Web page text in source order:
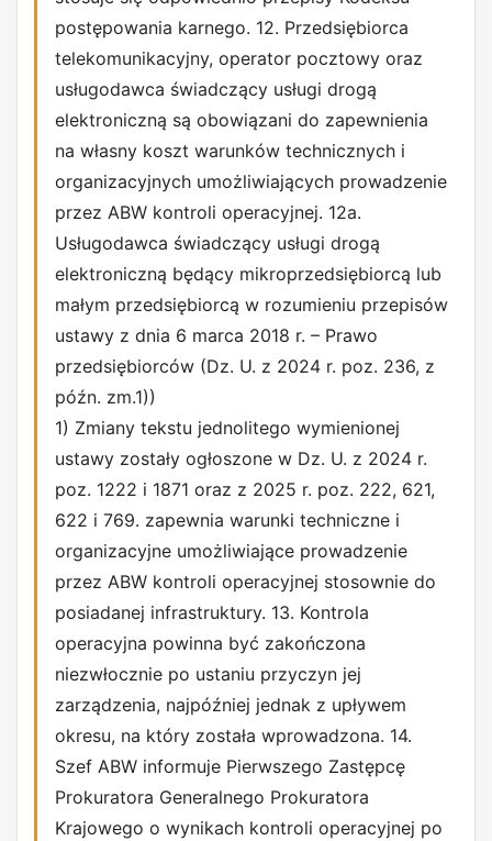
postępowania karnego. 12. Przedsiębiorca
telekomunikacyjny, operator pocztowy oraz
usługodawca świadczący usługi drogą
elektroniczną są obowiązani do zapewnienia
na własny koszt warunków technicznych i
organizacyjnych umożliwiających prowadzenie
przez ABW kontroli operacyjnej. 12a.
Usługodawca świadczący usługi drogą
elektroniczną będący mikroprzedsiębiorcą lub
małym przedsiębiorcą w rozumieniu przepisów
ustawy z dnia 6 marca 2018 r. – Prawo
przedsiębiorców (Dz. U. z 2024 r. poz. 236, z
późn. zm.1))
1) Zmiany tekstu jednolitego wymienionej
ustawy zostały ogłoszone w Dz. U. z 2024 r.
poz. 1222 i 1871 oraz z 2025 r. poz. 222, 621,
622 i 769. zapewnia warunki techniczne i
organizacyjne umożliwiające prowadzenie
przez ABW kontroli operacyjnej stosownie do
posiadanej infrastruktury. 13. Kontrola
operacyjna powinna być zakończona
niezwłocznie po ustaniu przyczyn jej
zarządzenia, najpóźniej jednak z upływem
okresu, na który została wprowadzona. 14.
Szef ABW informuje Pierwszego Zastępcę
Prokuratora Generalnego Prokuratora
Krajowego o wynikach kontroli operacyjnej po